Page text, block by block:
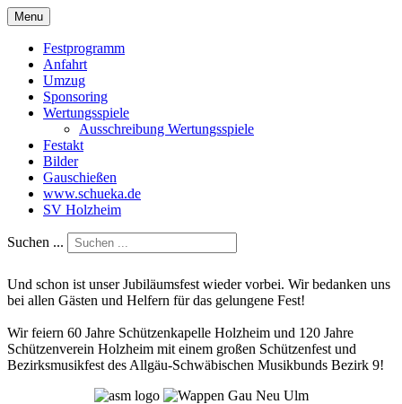
Menu
Festprogramm
Anfahrt
Umzug
Sponsoring
Wertungsspiele
Ausschreibung Wertungsspiele
Festakt
Bilder
Gauschießen
www.schueka.de
SV Holzheim
Suchen ...
Und schon ist unser Jubiläumsfest wieder vorbei. Wir bedanken uns
bei allen Gästen und Helfern für das gelungene Fest!
Wir feiern 60 Jahre Schützenkapelle Holzheim und 120 Jahre
Schützenverein Holzheim mit einem großen Schützenfest und
Bezirksmusikfest des Allgäu-Schwäbischen Musikbunds Bezirk 9!